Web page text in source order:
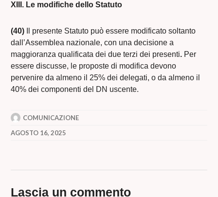
XIII. Le modifiche dello Statuto
(40) Il presente Statuto può essere modificato soltanto
dall’Assemblea nazionale, con una decisione a
maggioranza qualificata dei due terzi dei presenti. Per
essere discusse, le proposte di modifica devono
pervenire da almeno il 25% dei delegati, o da almeno il
40% dei componenti del DN uscente.
COMUNICAZIONE
AGOSTO 16, 2025
Lascia un commento